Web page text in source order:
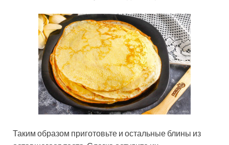
Таким образом приготовьте и остальные блины из